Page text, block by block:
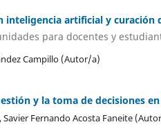
inteligencia artificial y curación
para docentes y
Campillo (Autor/a)
y la toma de decisiones
Savier Fernando Acosta Faneite